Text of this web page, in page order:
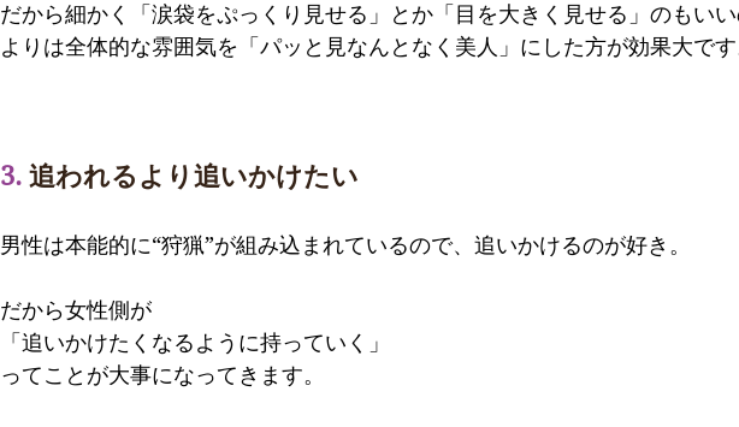
だから細かく「涙袋をぷっくり見せる」とか「目を大きく見せる」のもい
よりは全体的な雰囲気を「パッと見なんとなく美人」にした方が効果大で
3. 追われるより追いかけたい
男性は本能的に“狩猟”が組み込まれているので、追いかけるのが好き。
だから女性側が
「追いかけたくなるように持っていく」
ってことが大事になってきます。